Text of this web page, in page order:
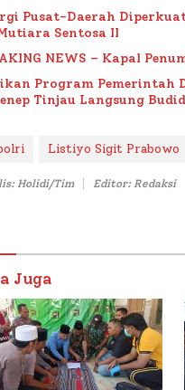
Pusat-Daerah
Sentosa II
NEWS – Kapal
Program Pemerintah
Tinjau Langsung
Listiyo Sigit Prabowo
Holidi/Tim Editor: Redaksi
Juga